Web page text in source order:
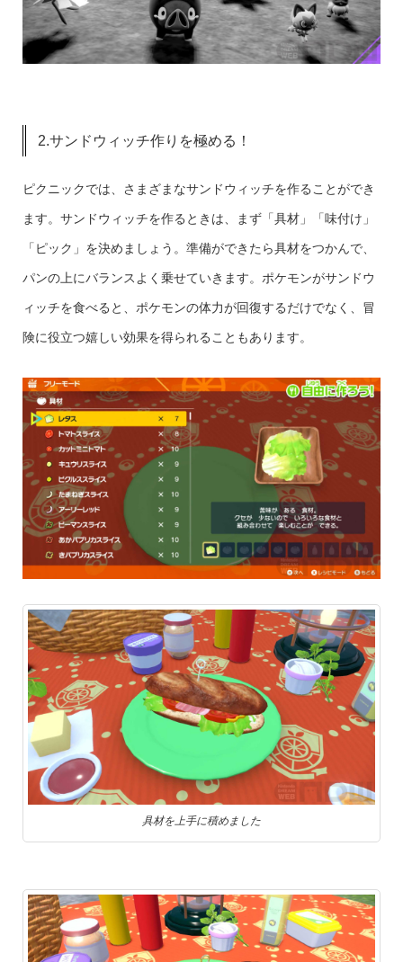
2.サンドウィッチ作りを極める！
ピクニックでは、さまざまなサンドウィッチを作ることができ
ます。サンドウィッチを作るときは、まず「具材」「味付け」
「ピック」を決めましょう。準備ができたら具材をつかんで、
パンの上にバランスよく乗せていきます。ポケモンがサンドウ
ィッチを食べると、ポケモンの体力が回復するだけでなく、冒
険に役立つ嬉しい効果を得られることもあります。
具材を上手に積めました